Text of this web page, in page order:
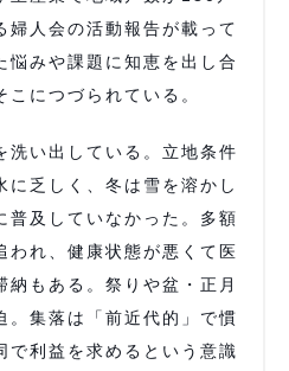
婦人会の活動報告が載って
悩みや課題に知恵を出し合
につづられている。
い出している。立地条件
に乏しく、冬は雪を溶かし
普及していなかった。多額
われ、健康状態が悪くて医
納もある。祭りや盆・正月
。集落は「前近代的」で慣
で利益を求めるという意識